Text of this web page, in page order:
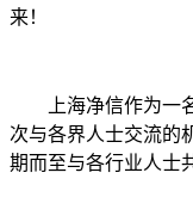
来！
上海净信作为一名
次与各界人士交流的
期而至与各行业人士